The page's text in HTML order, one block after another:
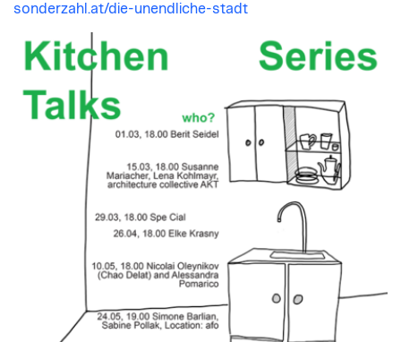
sonderzahl.at/die-unendliche-stadt